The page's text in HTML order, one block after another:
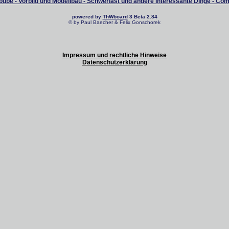
powered by ThWboard3 Beta 2.84
© by Paul Baecher & Felix Gonschorek
Impressum und rechtliche Hinweise
Datenschutzerklärung